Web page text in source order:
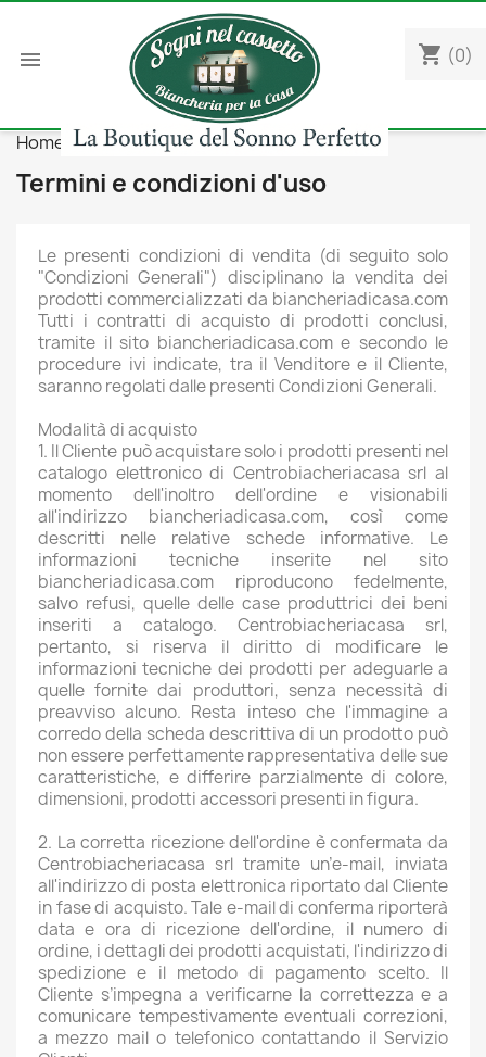
 shopping_cart (0)
Home Termini e condizioni d'uso
Termini e condizioni d'uso
Le presenti condizioni di vendita (di seguito solo
"Condizioni Generali") disciplinano la vendita dei
prodotti commercializzati da biancheriadicasa.com
Tutti i contratti di acquisto di prodotti conclusi,
tramite il sito biancheriadicasa.com e secondo le
procedure ivi indicate, tra il Venditore e il Cliente,
saranno regolati dalle presenti Condizioni Generali.
Modalità di acquisto
1. Il Cliente può acquistare solo i prodotti presenti nel
catalogo elettronico di Centrobiacheriacasa srl al
momento dell'inoltro dell'ordine e visionabili
all'indirizzo biancheriadicasa.com, così come
descritti nelle relative schede informative. Le
informazioni tecniche inserite nel sito
biancheriadicasa.com riproducono fedelmente,
salvo refusi, quelle delle case produttrici dei beni
inseriti a catalogo. Centrobiacheriacasa srl,
pertanto, si riserva il diritto di modificare le
informazioni tecniche dei prodotti per adeguarle a
quelle fornite dai produttori, senza necessità di
preavviso alcuno. Resta inteso che l'immagine a
corredo della scheda descrittiva di un prodotto può
non essere perfettamente rappresentativa delle sue
caratteristiche, e differire parzialmente di colore,
dimensioni, prodotti accessori presenti in figura.
2. La corretta ricezione dell'ordine è confermata da
Centrobiacheriacasa srl tramite un’e-mail, inviata
all'indirizzo di posta elettronica riportato dal Cliente
in fase di acquisto. Tale e-mail di conferma riporterà
data e ora di ricezione dell'ordine, il numero di
ordine, i dettagli dei prodotti acquistati, l'indirizzo di
spedizione e il metodo di pagamento scelto. Il
Cliente s’impegna a verificarne la correttezza e a
comunicare tempestivamente eventuali correzioni,
a mezzo mail o telefonico contattando il Servizio